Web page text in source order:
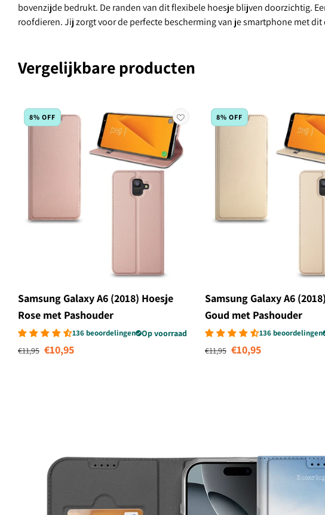
bovenzijde bedrukt. De randen van dit flexibele hoesje blijven doorzichtig.
roofdieren. Jij zorgt voor de perfecte bescherming van je smartphone met
Vergelijkbare producten
8% OFF
Samsung Galaxy A6 (2018) Hoesje
Rose met Pashouder
136 beoordelingen Op voorraad
Normale prijs
€11,95 Aanbiedingsprijs
€10,95
8% OFF
Samsung Galaxy A6
Goud met Pashouder
136 beoordelingen
Normale prijs
€11,95 €10,95